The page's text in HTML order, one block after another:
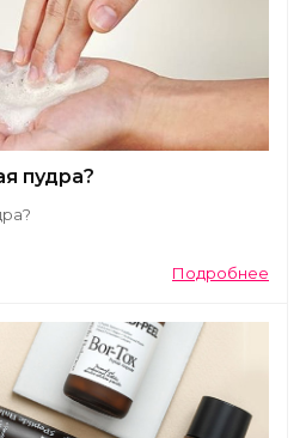
пудра?
Подробнее